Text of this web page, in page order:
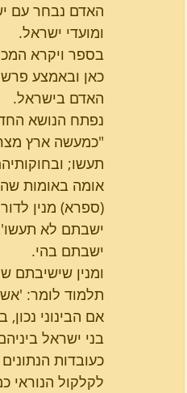
האדם נבחר עם
ומועדי ישראל.
בספר ויקרא
כאן ובאמצע
האדם בישראל.
נפתח הנושא
"כמעשה ארץ
תעשו;
אומה באומות
(ספרא) מנין
ישבתם לא
ישבתם בהי.
ומנין שישיבתם
תלמוד לומר:
אם הבינוני
בני ישראל
כעובדות
לקלקול הנוראי